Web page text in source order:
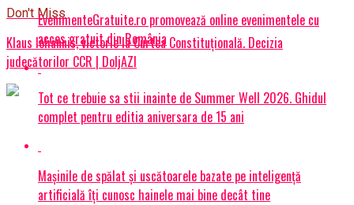
Don't Miss
Klaus Iohannis, victorie la Curtea Constituțională. Decizia
judecătorilor CCR | DoljAZI
EvenimenteGratuite.ro promovează online evenimentele cu
acces gratuit din România
Tot ce trebuie sa stii inainte de Summer Well 2026. Ghidul
complet pentru editia aniversara de 15 ani
Mașinile de spălat și uscătoarele bazate pe inteligență
artificială îți cunosc hainele mai bine decât tine